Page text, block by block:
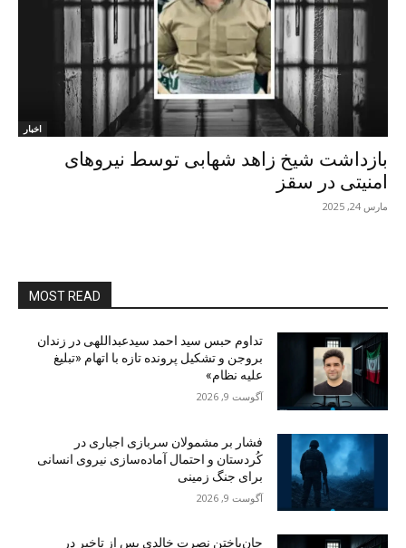
اخبار
بازداشت شیخ زاهد شهابی توسط نیروهای
امنیتی در سقز
مارس 24, 2025
MOST READ
تداوم حبس سید احمد سیدعبداللهی در زندان
بروجن و تشکیل پرونده تازه با اتهام «تبلیغ
علیه نظام»
آگوست 9, 2026
فشار بر مشمولان سربازی اجباری در
کُردستان و احتمال آماده‌سازی نیروی انسانی
برای جنگ زمینی
آگوست 9, 2026
جان‌باختن نصرت خالدی پس از تاخیر در